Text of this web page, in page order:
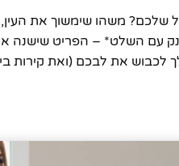
משהו שימשוך את העין,
עם השלט* – הפריט שישנה
לכבוש את לבכם (ואת קירות